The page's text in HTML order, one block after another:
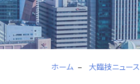
ホーム 大臨技ニュース